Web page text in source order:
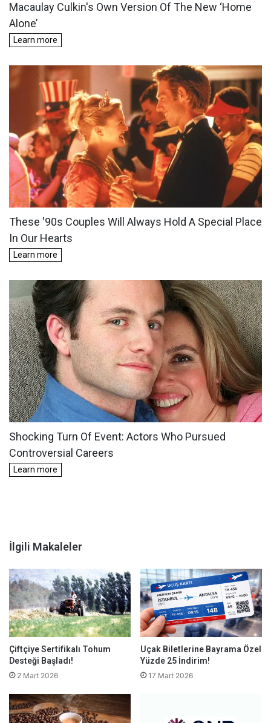
İlgili Makaleler
Çiftçiye Sertifikalı Tohum
Desteği Başladı!
2 Mart 2026
Uçak Biletlerine Bayrama Özel
Yüzde 25 İndirim!
17 Mart 2026